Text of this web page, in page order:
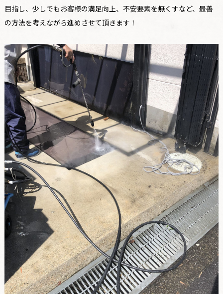
目指し、少しでもお客様の満足向上、不安要素を無くすなど、最善
の方法を考えながら進めさせて頂きます！